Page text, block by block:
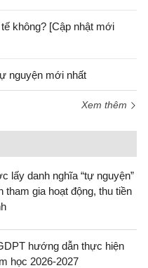
không? [Cập nhật mới
nguyện mới nhất
Xem thêm
lấy danh nghĩa “tự nguyện”
tham gia hoạt động, thu tiền
hướng dẫn thực hiện
học 2026-2027